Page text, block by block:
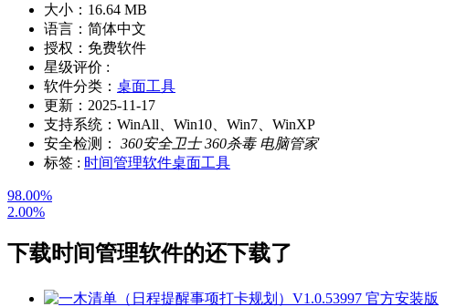
大小： 16.64 MB
语言： 简体中文
授权： 免费软件
星级评价 :
软件分类： 桌面工具
更新： 2025-11-17
支持系统： WinAll、Win10、Win7、WinXP
安全检测：
360安全卫士 360杀毒 电脑管家
标签 : 时间管理软件桌面工具
98.00%
2.00%
下载时间管理软件的还下载了